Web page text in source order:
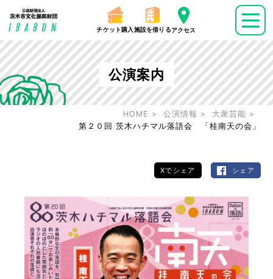
チケット購入 施設を借りるアクセス
公演案内
HOME 公演情報
大衆芸能
第２０回 茨木ハチマル落語会 「桂南天の会」
Xでシェア シェア